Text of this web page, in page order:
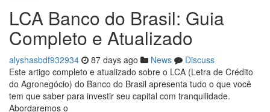
LCA Banco do Brasil: Guia
Completo e Atualizado
alyshasbdf932934 87 days ago News
Discuss
Este artigo completo e atualizado sobre o LCA (Letra de Crédito
do Agronegócio) do Banco do Brasil apresenta tudo o que você
tem que saber para investir seu capital com tranquilidade.
Abordaremos o